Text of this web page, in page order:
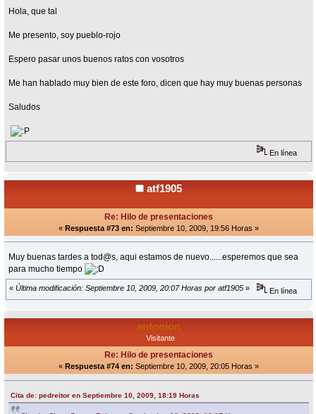
Hola, que tal
Me presento, soy pueblo-rojo
Espero pasar unos buenos ratos con vosotros
Me han hablado muy bien de este foro, dicen que hay muy buenas personas
Saludos
En línea
atf1905
Re: Hilo de presentaciones
« Respuesta #73 en: Septiembre 10, 2009, 19:56 Horas »
Muy buenas tardes a tod@s, aqui estamos de nuevo......esperemos que sea
para mucho tiempo
« Última modificación: Septiembre 10, 2009, 20:07 Horas por atf1905 » En línea
antonion
Visitante
Re: Hilo de presentaciones
« Respuesta #74 en: Septiembre 10, 2009, 20:05 Horas »
Cita de: pedreitor en Septiembre 10, 2009, 18:19 Horas